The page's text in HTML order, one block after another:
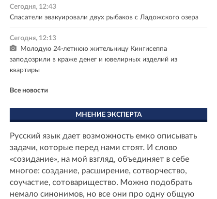
Сегодня, 12:43
Спасатели эвакуировали двух рыбаков с Ладожского озера
Сегодня, 12:13
Молодую 24-летнюю жительницу Кингисеппа
заподозрили в краже денег и ювелирных изделий из
квартиры
Все новости
МНЕНИЕ ЭКСПЕРТА
Русский язык дает возможность емко описывать
задачи, которые перед нами стоят. И слово
«созидание», на мой взгляд, объединяет в себе
многое: создание, расширение, сотворчество,
соучастие, сотоварищество. Можно подобрать
немало синонимов, но все они про одну общую